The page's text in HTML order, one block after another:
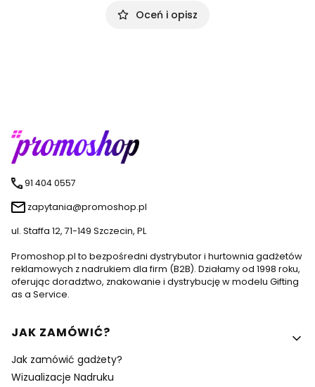
Oceń i opisz
91 404 0557
zapytania@promoshop.pl
ul. Staffa 12, 71-149 Szczecin, PL
Promoshop.pl to bezpośredni dystrybutor i hurtownia gadżetów
reklamowych z nadrukiem dla firm (B2B). Działamy od 1998 roku,
oferując doradztwo, znakowanie i dystrybucję w modelu Gifting
as a Service.
Linki w stopce
JAK ZAMÓWIĆ?
Jak zamówić gadżety?
Wizualizacje Nadruku